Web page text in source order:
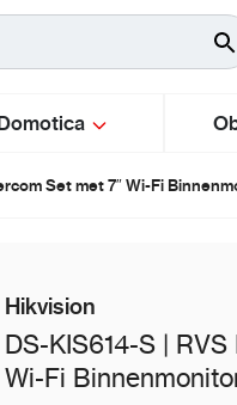
Set met 7″ Wi-Fi
Hikvision
DS-KIS614-S |
Wi-Fi